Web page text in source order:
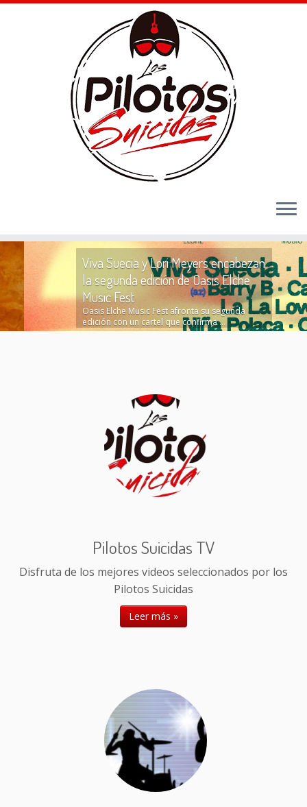
Viva Suecia y Lori Meyers encabezan
la segunda edición de Oasis Elche
Music Fest
Oasis Elche Music Fest afronta su segunda
edición con un cartel que confirma ...
Pilotos Suicidas TV
Disfruta de los mejores videos seleccionados por los
Pilotos Suicidas
Leer más »